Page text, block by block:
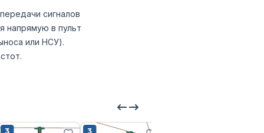
сигналов
напрямую в пульт
или НСУ).